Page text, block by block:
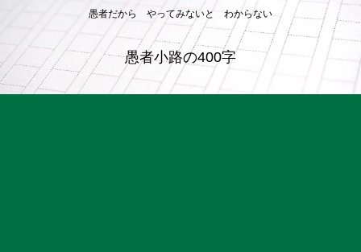
愚者だから やってみないと わからない
愚者小路の400字